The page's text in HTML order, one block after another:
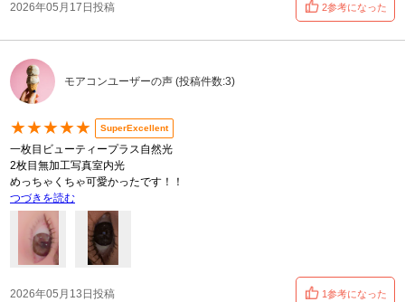
2026年05月17日投稿 2参考になった
モアコンユーザーの声 (投稿件数:3)
★★★★★ SuperExcellent
一枚目ビューティープラス自然光
2枚目無加工写真室内光
めっちゃくちゃ可愛かったです！！
つづきを読む
2026年05月13日投稿 1参考になった